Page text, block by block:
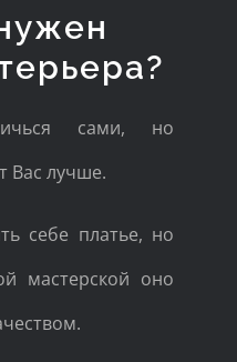
сами, но
Вас лучше.
себе платье, но
мастерской оно